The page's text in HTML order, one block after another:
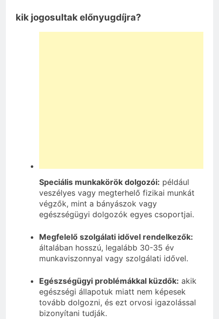
kik jogosultak előnyugdíjra?
Speciális munkakörök dolgozói: például
veszélyes vagy megterhelő fizikai munkát
végzők, mint a bányászok vagy
egészségügyi dolgozók egyes csoportjai.
Megfelelő szolgálati idővel rendelkezők:
általában hosszú, legalább 30-35 év
munkaviszonnyal vagy szolgálati idővel.
Egészségügyi problémákkal küzdők: akik
egészségi állapotuk miatt nem képesek
tovább dolgozni, és ezt orvosi igazolással
bizonyítani tudják.